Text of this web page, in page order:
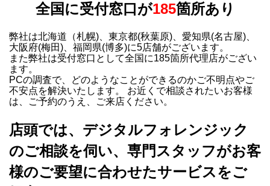
全国に受付窓口が185箇所あり
弊社は北海道（札幌)、東京都(秋葉原)、愛知県(名古屋)、
大阪府(梅田)、福岡県(博多)に5店舗がございます。
また弊社は受付窓口として全国に185箇所代理店がござい
ます。
PCの調査で、どのようなことができるのかご不明点やご
不安点を解決いたします。 お近くで相談されたいお客様
は、ご予約のうえ、ご来店ください。
店頭では、デジタルフォレンジック
のご相談を伺い、専門スタッフがお客
様のご要望に合わせたサービスをご